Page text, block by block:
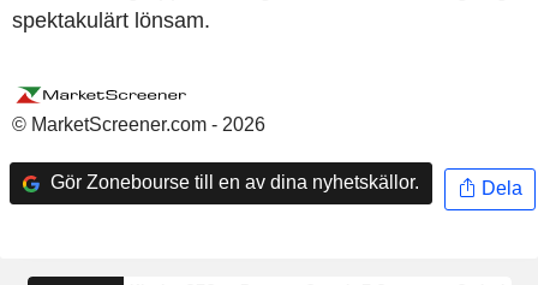
spektakulärt lönsam.
© MarketScreener.com - 2026
Gör Zonebourse till en av dina nyhetskällor. Dela